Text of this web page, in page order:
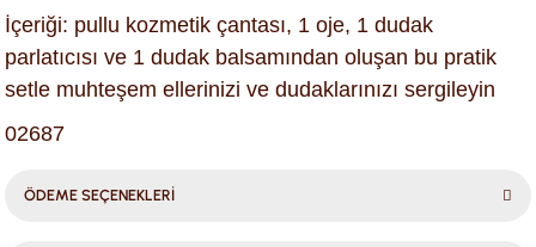
İçeriği: pullu kozmetik çantası, 1 oje, 1 dudak
parlatıcısı ve 1 dudak balsamından oluşan bu pratik
setle muhteşem ellerinizi ve dudaklarınızı sergileyin
02687
ÖDEME SEÇENEKLERİ